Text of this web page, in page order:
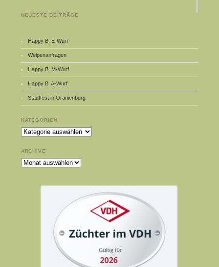
NEUESTE BEITRÄGE
Happy B. E-Wurf
Welpenanfragen
Happy B. M-Wurf
Happy B. A-Wurf
Stadtfest in Oranienburg
KATEGORIEN
Kategorien
ARCHIVE
Archive